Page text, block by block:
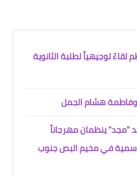
توجيهياً لطلبة الثانوية
وفاطمة هشام الجمل
"مجد" ينظمان مهرجاناً
في مخيم البص جنوب